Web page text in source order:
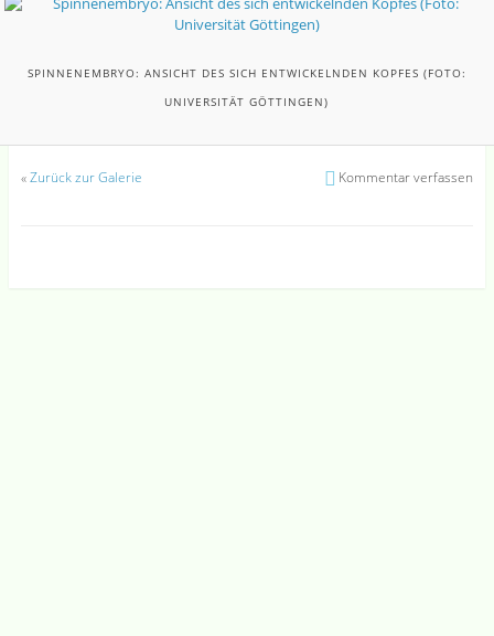
SPINNENEMBRYO: ANSICHT DES SICH ENTWICKELNDEN KOPFES (FOTO:
UNIVERSITÄT GÖTTINGEN)
«Zurück zur Galerie Kommentar verfassen